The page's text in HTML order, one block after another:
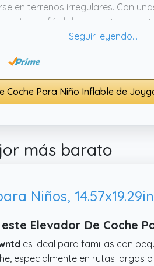
en terrenos irregulares. Con
, es fácil de usar y
su diseño pensado para
Coche Para Niño Inflable de
más barato
Niños,
Elevador De Coche
es ideal para familias con
especialmente en rutas largas